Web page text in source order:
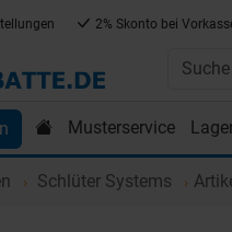
2% Skonto bei
Musterservice
Einkaufen bei
Schlüter Systems